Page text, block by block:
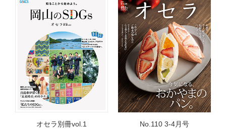
オセラ別冊vol.1 No.110 3-4月号